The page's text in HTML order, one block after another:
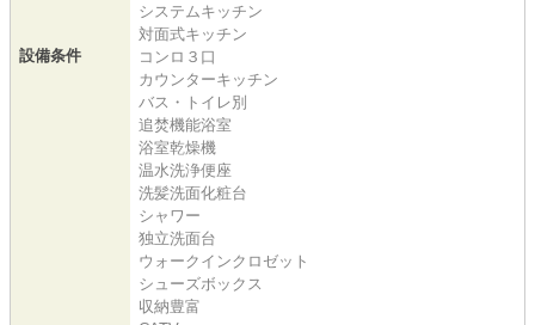
設備条件
システムキッチン
対面式キッチン
コンロ３口
カウンターキッチン
バス・トイレ別
追焚機能浴室
浴室乾燥機
温水洗浄便座
洗髪洗面化粧台
シャワー
独立洗面台
ウォークインクロゼット
シューズボックス
収納豊富